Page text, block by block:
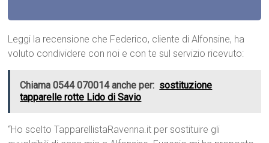
Leggi la recensione che Federico, cliente di Alfonsine, ha
voluto condividere con noi e con te sul servizio ricevuto:
Chiama 0544 070014 anche per: sostituzione
tapparelle rotte Lido di Savio
“Ho scelto TapparellistaRavenna.it per sostituire gli